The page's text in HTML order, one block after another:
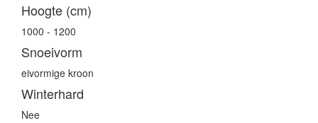
Hoogte (cm)
1000 - 1200
Snoeivorm
eivormige kroon
Winterhard
Nee